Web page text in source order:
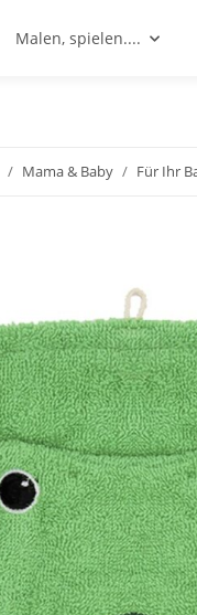
Malen, spielen....
Mama & Baby Für Ihr